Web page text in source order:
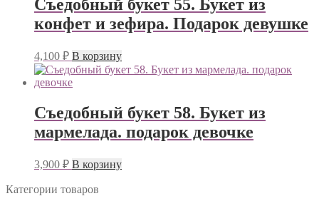
Съедобный букет 55. Букет из
конфет и зефира. Подарок девушке
4,100 ₽ В корзину
Съедобный букет 58. Букет из
мармелада. подарок девочке
3,900 ₽ В корзину
Категории товаров